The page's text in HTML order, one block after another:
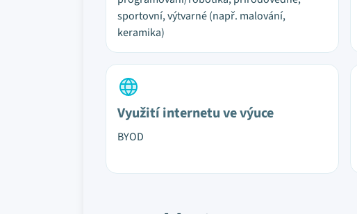
sportovní, výtvarné (např. malování,
keramika)
Využití internetu ve výuce
BYOD